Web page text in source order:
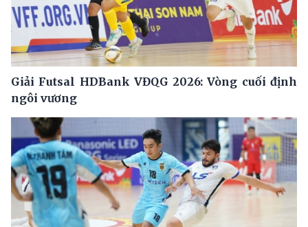
Giải Futsal HDBank VĐQG 2026: Vòng cuối định
ngôi vương